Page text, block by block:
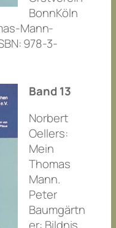
BonnKöln
Mann-
978-3-
Band 13
Norbert
Oellers:
Mein
Thomas
Mann.
Peter
Baumgärtn